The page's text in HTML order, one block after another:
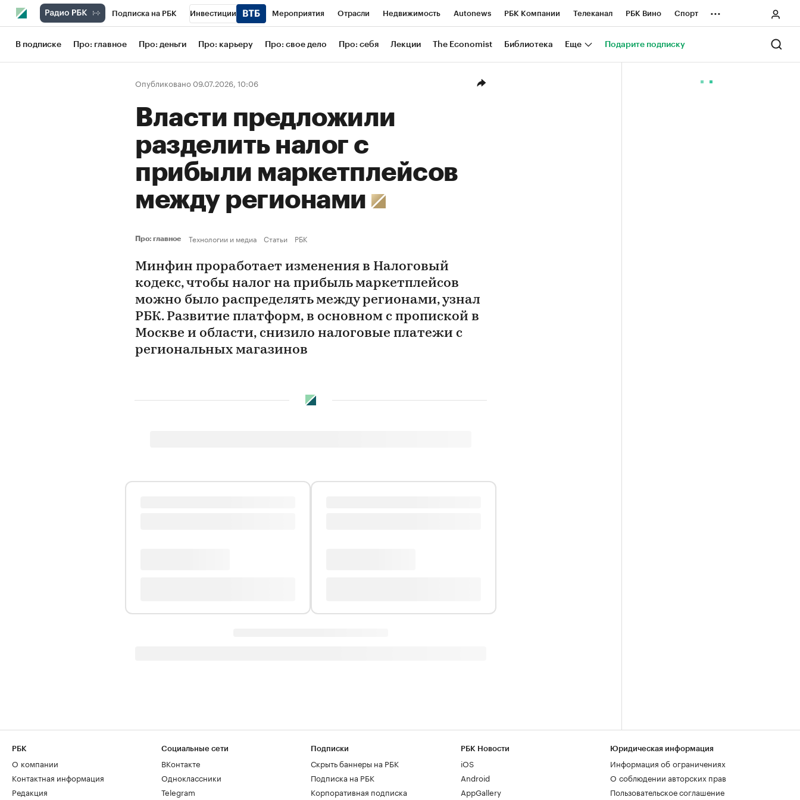
Подписка на РБК Инвестиции Мероприятия Отрасли Недвижимость Autonews РБК Компании Телеканал РБК Вино Спорт
Школа управления РБК РБК Образование РБК Life Тренды Визионеры Национальные проекты Город
Рынок наличной валюты
...
В подписке Про: главное Про: деньги Про: карьеру Про: свое дело Про: себя Лекции The Economist Библиотека Еще Подарите подписку
Опубликовано 09.07.2026, 10:06
Власти предложили
разделить налог с
прибыли маркетплейсов
между регионами
Про: главное Технологии и медиа Статьи РБК
Минфин проработает изменения в Налоговый
кодекс, чтобы налог на прибыль маркетплейсов
можно было распределять между регионами, узнал
РБК. Развитие платформ, в основном с пропиской в
Москве и области, снизило налоговые платежи с
региональных магазинов
РБК
О компании
Контактная информация
Редакция
Социальные сети
ВКонтакте
Одноклассники
Telegram
Подписки
Скрыть баннеры на РБК
Подписка на РБК
Корпоративная подписка
РБК Новости
iOS
Android
AppGallery
Юридическая информация
Информация об ограничениях
О соблюдении авторских прав
Пользовательское соглашение